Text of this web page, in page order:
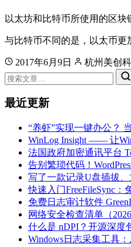
以太坊和比特币所使用的区
与比特币不同的是，以太币更
2017年6月9日 杭州美创
最近更新
“养虾”实现一键办公？
WinLog Insight —— 让
法国政府加密通讯平台
告别繁琐代码！
写了一款记录U盘插拔
快速入门FreeFileSync
免费日志审计软件
网络安全检查清单（
什么是 nDPI？开源深度
Windows日志采集工具